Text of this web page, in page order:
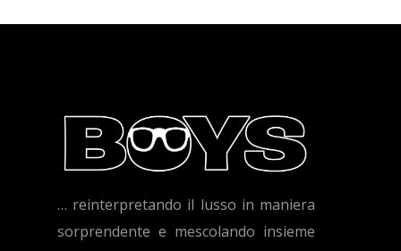
… reinterpretando il lusso in maniera
sorprendente e mescolando insieme